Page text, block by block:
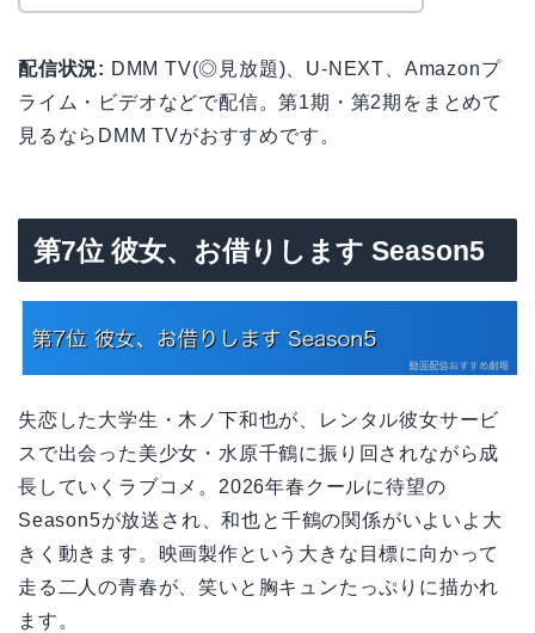
配信状況: DMM TV(◎見放題)、U-NEXT、Amazonプ
ライム・ビデオなどで配信。第1期・第2期をまとめて
見るならDMM TVがおすすめです。
第7位 彼女、お借りします Season5
失恋した大学生・木ノ下和也が、レンタル彼女サービ
スで出会った美少女・水原千鶴に振り回されながら成
長していくラブコメ。2026年春クールに待望の
Season5が放送され、和也と千鶴の関係がいよいよ大
きく動きます。映画製作という大きな目標に向かって
走る二人の青春が、笑いと胸キュンたっぷりに描かれ
ます。